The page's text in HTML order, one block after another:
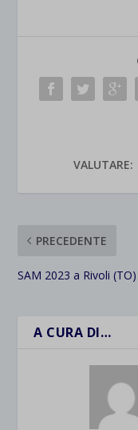
VALUTARE:
PRECEDENTE
SAM 2023 a Rivoli (TO)
A CURA DI…